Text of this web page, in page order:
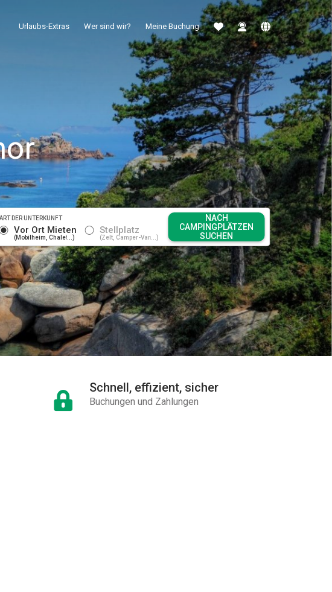
Urlaubs-Extras Wer sind wir? Meine Buchung
ART DER UNTERKUNFT
Vor Ort Mieten
Mobilheim, Chalet...
Stellplatz
Zelt, Camper-Van...
NACH
CAMPINGPLÄTZEN
SUCHEN
Schnell, effizient, sicher
Buchungen und Zahlungen